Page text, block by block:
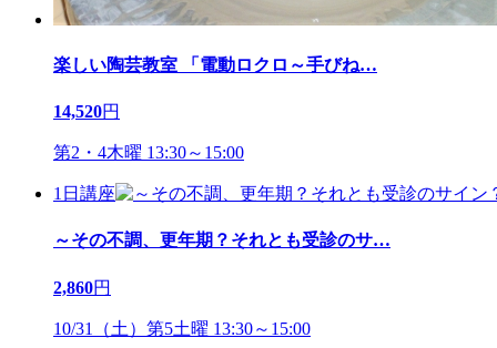
楽しい陶芸教室 「電動ロクロ～手びね…
14,520円
第2・4木曜 13:30～15:00
1日講座
～その不調、更年期？それとも受診のサ…
2,860円
10/31（土）第5土曜 13:30～15:00